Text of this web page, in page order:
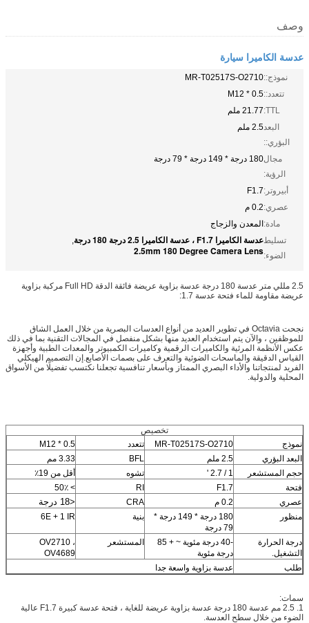
وصف
عدسة الكاميرا سيارة
نموذج::MR-T02517S-O2710
تتعدد::M12 * 0.5
TTL: 21.77 ملم
البعد
البؤري::
2.5 ملم
مجال
الرؤية:
180 درجة * 149 درجة * 79 درجة
أبيروتر:F1.7
عصري:0.2 م
مادة:المعدن والزجاج
تسليط
الضوء:
عدسة الكاميرا F1.7 ، عدسة الكاميرا 2.5 درجة 180 درجة ,
2.5mm 180 Degree Camera Lens
2.5 مللي متر عدسة 180 درجة عدسة بزاوية عريضة فائقة الدقة Full HD مركبة بزاوية
عريضة مقاومة للماء فتحة عدسة 1.7:
نجحت Octavia في تطوير العديد من أنواع العدسات البصرية من خلال العمل الشاق
للموظفين ، والآن يتم استخدام العديد منها بشكل منفصل في المجالات التقنية بما في ذلك
عكس الأنظمة المرئية والكاميرات الرقمية وكاميرات الكمبيوتر والمعدات الطبية وأجهزة
القياس الدقيقة والماسحات الضوئية والتعرف على بصمات الأصابع.إن التصميم الهيكلي
الفريد لمنتجاتنا والأداء البصري الممتاز وبأسعار تنافسية تجعلنا نكتسب تفضيلًا من الأسواق
المحلية والدولية.
تخصيص
نموذج
MR-T02517S-O2710 تتعدد
M12 * 0.5
البعد البؤري
2.5 ملم BFL
3.33 مم
حجم المستشعر
1 / 2.7 ' تشوه
أقل من 19٪
فتحة
F1.7
RI
> 50٪
عصري
0.2 م CRA <18 درجة
منظور
180 درجة * 149 درجة *
79 درجة
بنية 6E + 1 IR
درجة الحرارة
التشغيل.
-40 درجة مئوية ~ + 85
درجة مئوية
المستشعر
OV2710 ،
OV4689
طلب
عدسة بزاوية واسعة جدا
سمات:
1.
2.5 مم عدسة 180 درجة عدسة بزاوية عريضة للغاية ، فتحة عدسة كبيرة F1.7 عالية
الضوء من خلال سطح العدسة.